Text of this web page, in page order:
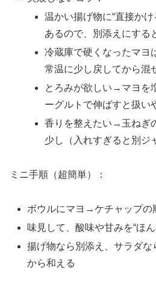
温かい揚げ物に“直接か
あるので、別添えにする
冷蔵庫で硬くなったマヨ
常温に少し戻してから混
とろみが欲しい→マヨを
ーグルトで伸ばすと扱い
香りを整えたい→玉ねぎ
少し（入れすぎると別ジ
ミニ手順（超簡単）：
ボウルにマヨ→ケチャップの
味見して、酸味や甘みを“ほ
揚げ物なら別添え、サラダな
から和える